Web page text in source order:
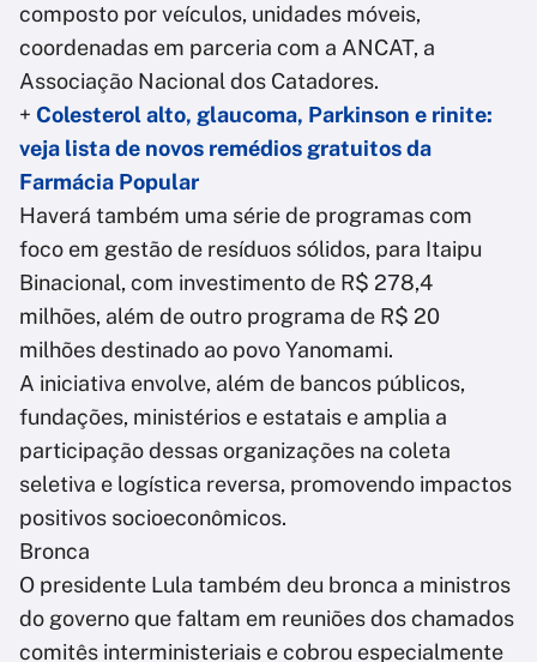
composto por veículos, unidades móveis,
coordenadas em parceria com a ANCAT, a
Associação Nacional dos Catadores.
+ Colesterol alto, glaucoma, Parkinson e rinite:
veja lista de novos remédios gratuitos da
Farmácia Popular
Haverá também uma série de programas com
foco em gestão de resíduos sólidos, para Itaipu
Binacional, com investimento de R$ 278,4
milhões, além de outro programa de R$ 20
milhões destinado ao povo Yanomami.
A iniciativa envolve, além de bancos públicos,
fundações, ministérios e estatais e amplia a
participação dessas organizações na coleta
seletiva e logística reversa, promovendo impactos
positivos socioeconômicos.
Bronca
O presidente Lula também deu bronca a ministros
do governo que faltam em reuniões dos chamados
comitês interministeriais e cobrou especialmente